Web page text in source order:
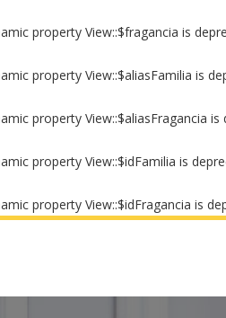
property View::$fragancia is
property View::$aliasFamilia is
property View::$aliasFragancia is
property View::$idFamilia is
property View::$idFragancia is